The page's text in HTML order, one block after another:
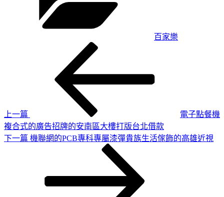
百家樂
上一篇
電子點餐機
複合式的廣告招牌的安南區大樓打版台北借款
下
下一篇 機聯網的PCB專科專屬漆彈貴族生活傢飾的高雄近視